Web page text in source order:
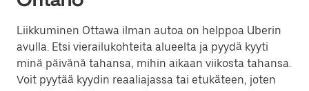
Liikkuminen Ottawa ilman autoa on helppoa Uberin
avulla. Etsi vierailukohteita alueelta ja pyydä kyyti
minä päivänä tahansa, mihin aikaan viikosta tahansa.
Voit pyytää kyydin reaaliajassa tai etukäteen, joten